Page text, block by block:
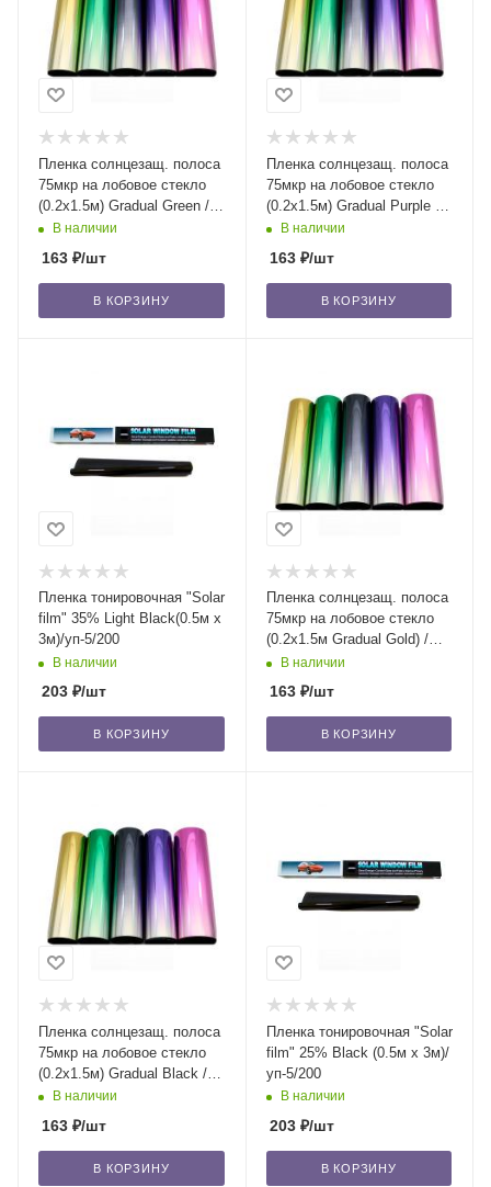
Пленка солнцезащ. полоса
75мкр на лобовое стекло
(0.2x1.5м) Gradual Green /
уп-5/500
В наличии
163 ₽/шт
В КОРЗИНУ
Пленка солнцезащ. полоса
75мкр на лобовое стекло
(0.2x1.5м) Gradual Purple /
уп-5/500
В наличии
163₽/шт
В КОРЗИНУ
Пленка тонировочная "Solar
film" 35% Light Black(0.5м x
3м)/уп-5/200
В наличии
203 ₽/шт
В КОРЗИНУ
Пленка солнцезащ. полоса
75мкр на лобовое стекло
(0.2x1.5м Gradual Gold) /
уп-5/500
В наличии
163₽/шт
В КОРЗИНУ
Пленка солнцезащ. полоса
75мкр на лобовое стекло
(0.2x1.5м) Gradual Black /
уп-5/500
В наличии
163 ₽/шт
В КОРЗИНУ
Пленка тонировочная "Solar
film" 25% Blaсk (0.5м x 3м)/
уп-5/200
В наличии
203₽/шт
В КОРЗИНУ